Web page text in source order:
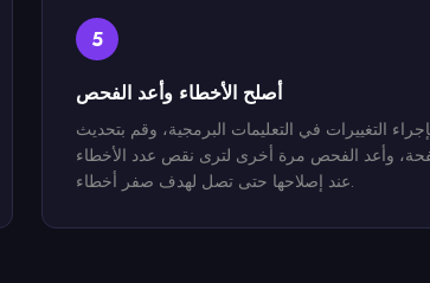
5
أصلح الأخطاء وأعد الفحص
التغييرات في التعليمات البرمجية، وقم بتحديث
وأعد الفحص مرة أخرى لترى نقص عدد الأخطاء
عند إصلاحها حتى تصل لهدف صفر أخطاء.